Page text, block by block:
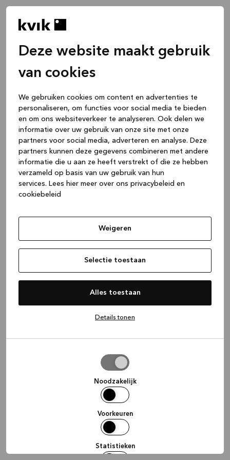
Deze website maakt gebruik
van cookies
We gebruiken cookies om content en advertenties te
personaliseren, om functies voor social media te bieden
en om ons websiteverkeer te analyseren. Ook delen we
informatie over uw gebruik van onze site met onze
partners voor social media, adverteren en analyse. Deze
partners kunnen deze gegevens combineren met andere
informatie die u aan ze heeft verstrekt of die ze hebben
verzameld op basis van uw gebruik van hun
services. Lees hier meer over ons privacybeleid en
cookiebeleid
Weigeren
Selectie toestaan
Alles toestaan
Details tonen
Noodzakelijk
Voorkeuren
Statistieken
(see the browser console for more
information).